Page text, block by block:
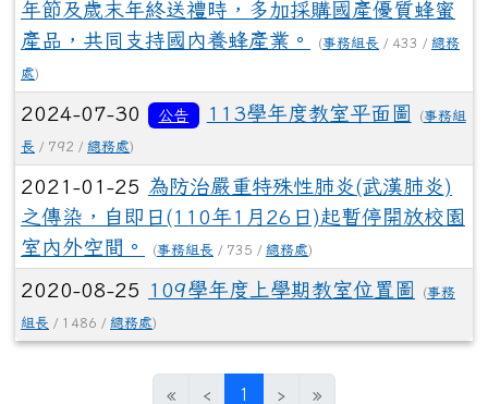
年節及歲末年終送禮時，多加採購國產優質蜂蜜
產品，共同支持國內養蜂產業。
(事務組長 / 433 / 總務
處)
2024-07-30 公告 113學年度教室平面圖 (事務組
長 / 792 / 總務處)
2021-01-25 為防治嚴重特殊性肺炎(武漢肺炎)
之傳染，自即日(110年1月26日)起暫停開放校園
室內外空間。
(事務組長 / 735 / 總務處)
2020-08-25 109學年度上學期教室位置圖 (事務
組長 / 1486 / 總務處)
« ‹ 1 (目前頁次)
› »